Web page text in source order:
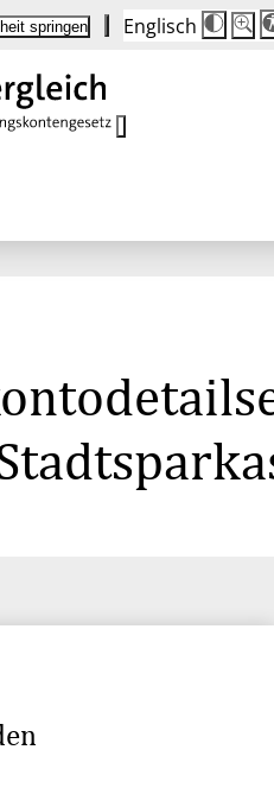
springen Englisch
Die
auf
100
100